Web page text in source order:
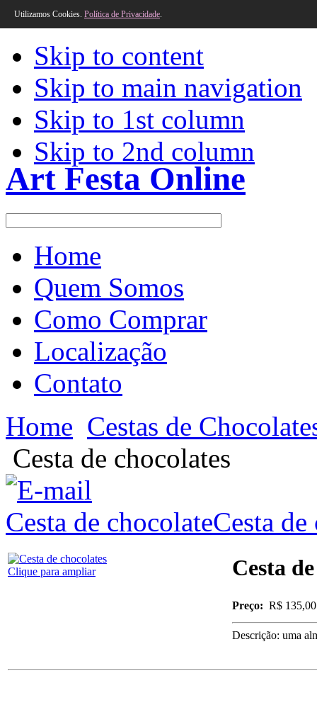
Skip to content
Skip to main navigation
Skip to 1st column
Skip to 2nd column
Art Festa Online
Home
Quem Somos
Como Comprar
Localização
Contato
Home Cestas de
Cesta de chocolates
Cesta de chocolateCesta
Clique para ampliar Cesta
Preço: R$ 135,00
Descrição: uma
Utilizamos Cookies. Política de Privacidade.